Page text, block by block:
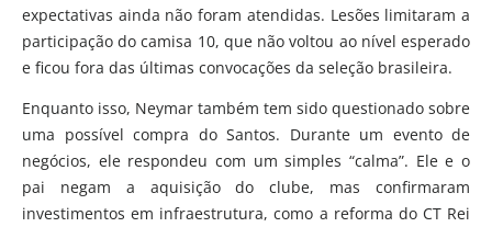
expectativas ainda não foram atendidas. Lesões limitaram a
participação do camisa 10, que não voltou ao nível esperado
e ficou fora das últimas convocações da seleção brasileira.
Enquanto isso, Neymar também tem sido questionado sobre
uma possível compra do Santos. Durante um evento de
negócios, ele respondeu com um simples “calma”. Ele e o
pai negam a aquisição do clube, mas confirmaram
investimentos em infraestrutura, como a reforma do CT Rei